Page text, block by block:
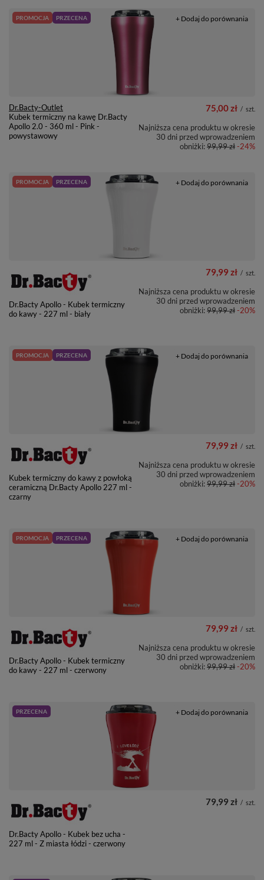
PROMOCJA PRZECENA
Dr.Bacty-Outlet
Kubek termiczny na kawę Dr.Bacty
Apollo 2.0 - 360 ml - Pink -
powystawowy
75,00 zł / szt.
Najniższa cena produktu w okresie
30 dni przed wprowadzeniem
obniżki:99,99 zł-24%
+ Dodaj do porównania
PROMOCJA PRZECENA
Dr.Bacty Apollo - Kubek termiczny
do kawy - 227 ml - biały
79,99 zł / szt.
Najniższa cena produktu w okresie
30 dni przed wprowadzeniem
obniżki:99,99 zł-20%
+ Dodaj do porównania
PROMOCJA PRZECENA
Kubek termiczny do kawy z powłoką
ceramiczną Dr.Bacty Apollo 227 ml -
czarny
79,99 zł / szt.
Najniższa cena produktu w okresie
30 dni przed wprowadzeniem
obniżki:99,99 zł-20%
+ Dodaj do porównania
PROMOCJA PRZECENA
Dr.Bacty Apollo - Kubek termiczny
do kawy - 227 ml - czerwony
79,99 zł / szt.
Najniższa cena produktu w okresie
30 dni przed wprowadzeniem
obniżki:99,99 zł-20%
+ Dodaj do porównania
PRZECENA
Dr.Bacty Apollo - Kubek bez ucha -
227 ml - Z miasta łódzi - czerwony
79,99 zł / szt.
+ Dodaj do porównania